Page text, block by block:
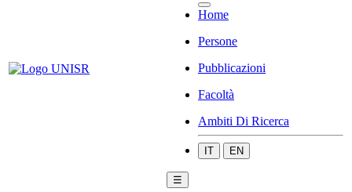
Home
Persone
Pubblicazioni
Facoltà
Ambiti Di Ricerca
IT EN
☰